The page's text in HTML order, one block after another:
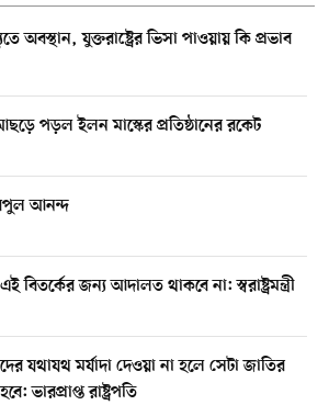
অবস্থান, যুক্তরাষ্ট্রের ভিসা পাওয়ায় কি প্রভাব
পড়ল ইলন মাস্কের প্রতিষ্ঠানের রকেট
আনন্দ
বিতর্কের জন্য আদালত থাকবে না: স্বরাষ্ট্রমন্ত্রী
যথাযথ মর্যাদা দেওয়া না হলে সেটা জাতির
ভারপ্রাপ্ত রাষ্ট্রপতি